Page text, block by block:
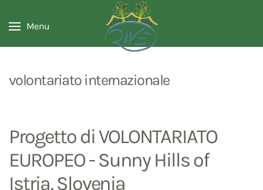
Menu
volontariato internazionale
Progetto di VOLONTARIATO
EUROPEO - Sunny Hills of
Istria, Slovenia